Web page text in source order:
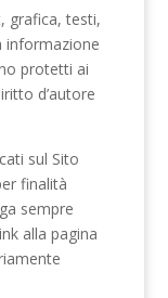
grafica, testi,
informazione
protetti ai
d’autore
sul Sito
finalità
sempre
alla pagina